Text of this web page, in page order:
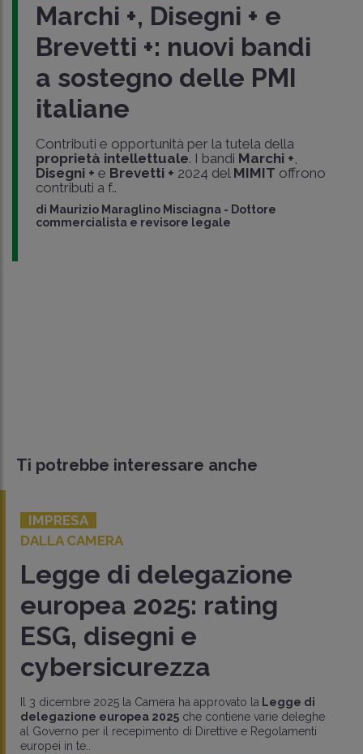
Marchi +, Disegni + e
Brevetti +: nuovi bandi
a sostegno delle PMI
italiane
Contributi e opportunità per la tutela della
proprietà intellettuale. I bandi Marchi +,
Disegni + e Brevetti + 2024 del MIMIT offrono
contributi a f..
di Maurizio Maraglino Misciagna - Dottore
commercialista e revisore legale
Ti potrebbe interessare anche
IMPRESA
DALLA CAMERA
Legge di delegazione
europea 2025: rating
ESG, disegni e
cybersicurezza
Il 3 dicembre 2025 la Camera ha approvato la Legge di
delegazione europea 2025 che contiene varie deleghe
al Governo per il recepimento di Direttive e Regolamenti
europei in te..